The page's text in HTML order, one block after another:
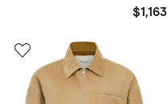
$1,163